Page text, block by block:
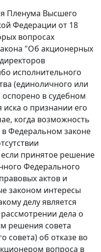
Пленума Высшего
Федерации от 18
вопросах
"Об акционерных
исполнительного
(единоличного или
в судебном
о признании его
когда возможность
Федеральном законе
принятое решение
Федерального
актов и
законом интересы
делу является
дела о
решения совета
совета) об отказе во
вопроса в